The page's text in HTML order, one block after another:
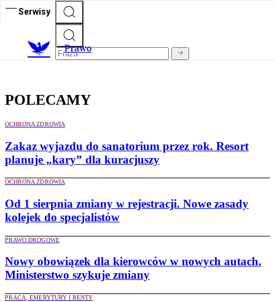
Serwisy
Prawo
POLECAMY
OCHRONA ZDROWIA
Zakaz wyjazdu do sanatorium przez rok. Resort
planuje „kary” dla kuracjuszy
OCHRONA ZDROWIA
Od 1 sierpnia zmiany w rejestracji. Nowe zasady
kolejek do specjalistów
PRAWO DROGOWE
Nowy obowiązek dla kierowców w nowych autach.
Ministerstwo szykuje zmiany
PRACA, EMERYTURY I RENTY